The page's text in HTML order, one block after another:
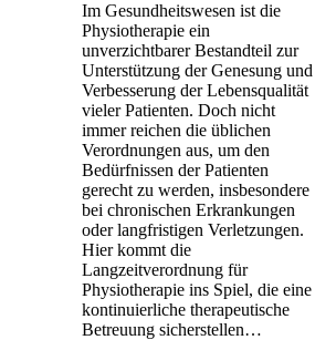
Im Gesundheitswesen ist die
Physiotherapie ein
unverzichtbarer Bestandteil zur
Unterstützung der Genesung und
Verbesserung der Lebensqualität
vieler Patienten. Doch nicht
immer reichen die üblichen
Verordnungen aus, um den
Bedürfnissen der Patienten
gerecht zu werden, insbesondere
bei chronischen Erkrankungen
oder langfristigen Verletzungen.
Hier kommt die
Langzeitverordnung für
Physiotherapie ins Spiel, die eine
kontinuierliche therapeutische
Betreuung sicherstellen…